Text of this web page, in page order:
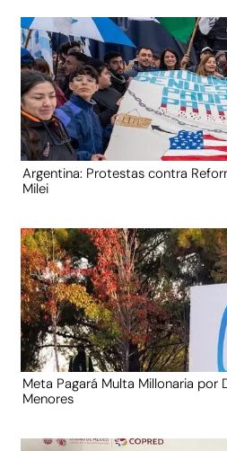
Argentina: Protestas contra
Milei
Meta Pagará Multa Millonaria por
Menores